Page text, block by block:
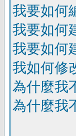
我要如何
我要如何
我要如何
我如何修
為什麼我
為什麼我